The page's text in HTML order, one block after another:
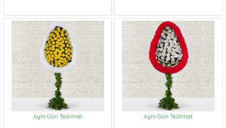
Aynı Gün Teslimat Aynı Gün Teslimat